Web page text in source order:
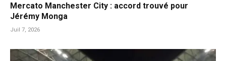
Mercato Manchester City : accord trouvé pour
Jérémy Monga
Juil 7, 2026